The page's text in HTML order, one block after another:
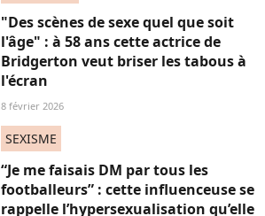
"Des scènes de sexe quel que soit
l'âge" : à 58 ans cette actrice de
Bridgerton veut briser les tabous à
l'écran
8 février 2026
SEXISME
“Je me faisais DM par tous les
footballeurs” : cette influenceuse se
rappelle l’hypersexualisation qu’elle